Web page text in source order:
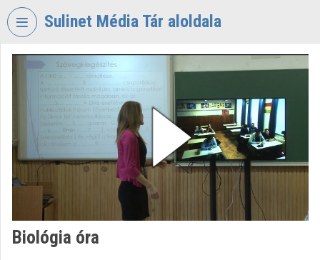
Fejléc kihagyása
Sulinet Média Tár aloldala
VIDEOTORIUM
SULINET
Intézményi kezdőlap
Bejelentkezés
Biológia óra